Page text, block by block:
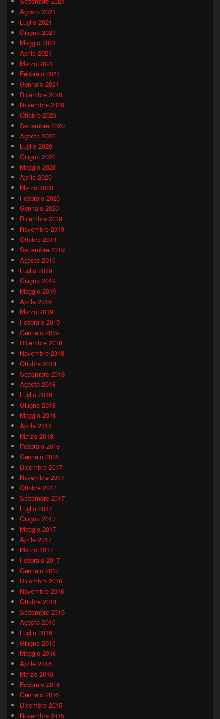
Agosto 2021
Luglio 2021
Giugno 2021
Maggio 2021
Aprile 2021
Marzo 2021
Febbraio 2021
Gennaio 2021
Dicembre 2020
Novembre 2020
Ottobre 2020
Settembre 2020
Agosto 2020
Luglio 2020
Giugno 2020
Maggio 2020
Aprile 2020
Marzo 2020
Febbraio 2020
Gennaio 2020
Dicembre 2019
Novembre 2019
Ottobre 2019
Settembre 2019
Agosto 2019
Luglio 2019
Giugno 2019
Maggio 2019
Aprile 2019
Marzo 2019
Febbraio 2019
Gennaio 2019
Dicembre 2018
Novembre 2018
Ottobre 2018
Settembre 2018
Agosto 2018
Luglio 2018
Giugno 2018
Maggio 2018
Aprile 2018
Marzo 2018
Febbraio 2018
Gennaio 2018
Dicembre 2017
Novembre 2017
Ottobre 2017
Settembre 2017
Luglio 2017
Giugno 2017
Maggio 2017
Aprile 2017
Marzo 2017
Febbraio 2017
Gennaio 2017
Dicembre 2016
Novembre 2016
Ottobre 2016
Settembre 2016
Agosto 2016
Luglio 2016
Giugno 2016
Maggio 2016
Aprile 2016
Marzo 2016
Febbraio 2016
Gennaio 2016
Dicembre 2015
Novembre 2015